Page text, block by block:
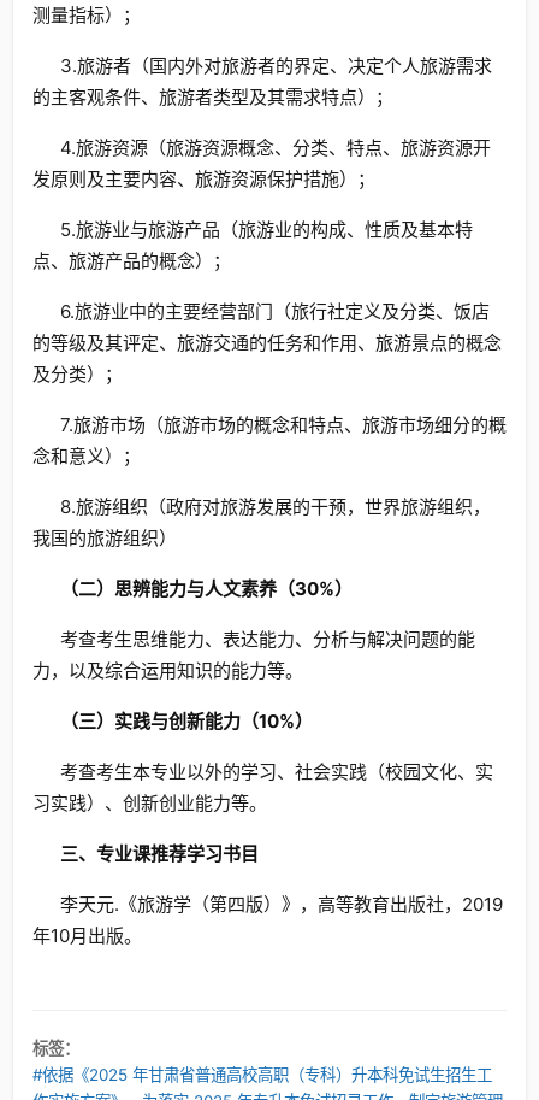
测量指标）；
3.旅游者（国内外对旅游者的界定、决定个人旅游需求
的主客观条件、旅游者类型及其需求特点）；
4.旅游资源（旅游资源概念、分类、特点、旅游资源开
发原则及主要内容、旅游资源保护措施）；
5.旅游业与旅游产品（旅游业的构成、性质及基本特
点、旅游产品的概念）；
6.旅游业中的主要经营部门（旅行社定义及分类、饭店
的等级及其评定、旅游交通的任务和作用、旅游景点的概念
及分类）；
7.旅游市场（旅游市场的概念和特点、旅游市场细分的概
念和意义）；
8.旅游组织（政府对旅游发展的干预，世界旅游组织，
我国的旅游组织）
（二）思辨能力与人文素养（30%）
考查考生思维能力、表达能力、分析与解决问题的能
力，以及综合运用知识的能力等。
（三）实践与创新能力（10%）
考查考生本专业以外的学习、社会实践（校园文化、实
习实践）、创新创业能力等。
三、专业课推荐学习书目
李天元.《旅游学（第四版）》，高等教育出版社，2019
年10月出版。
标签：
#依据《2025 年甘肃省普通高校高职（专科）升本科免试生招生工